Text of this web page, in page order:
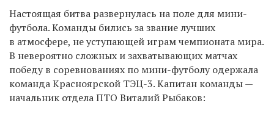
Настоящая битва развернулась на поле для мини-
футбола. Команды бились за звание лучших
в атмосфере, не уступающей играм чемпионата мира.
В невероятно сложных и захватывающих матчах
победу в соревнованиях по мини-футболу одержала
команда Красноярской ТЭЦ-3. Капитан команды —
начальник отдела ПТО Виталий Рыбаков: